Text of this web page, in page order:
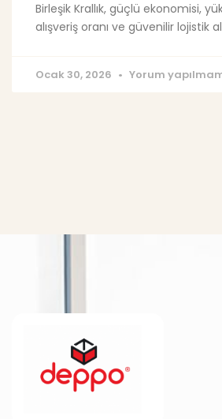
Birleşik Krallık, güçlü ekonomisi,
alışveriş oranı ve güvenilir lojistik
Ocak 30, 2026 Yorum